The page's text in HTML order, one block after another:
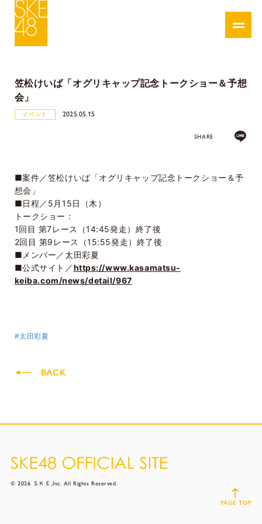
笠松けいば「オグリキャップ記念トークショー＆予想
会」
イベント 2025.05.15
SHARE
■案件／笠松けいば「オグリキャップ記念トークショー＆予
想会」
■日程／5月15日（木）
トークショー：
1回目 第7レース（14:45発走）終了後
2回目 第9レース（15:55発走）終了後
■メンバー／太田彩夏
■公式サイト／https://www.kasamatsu-
keiba.com/news/detail/967
#太田彩夏
BACK
© 2026 ＳＫＥ,Inc. All Rights Reserved.
PAGE TOP